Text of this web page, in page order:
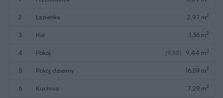
2 łazienka 2,97 m2
3 hol 1,36 m2
4 pokój (9,68) 9,44 m2
5 pokój dzienny 16,59 m2
6 kuchnia 7,29 m2